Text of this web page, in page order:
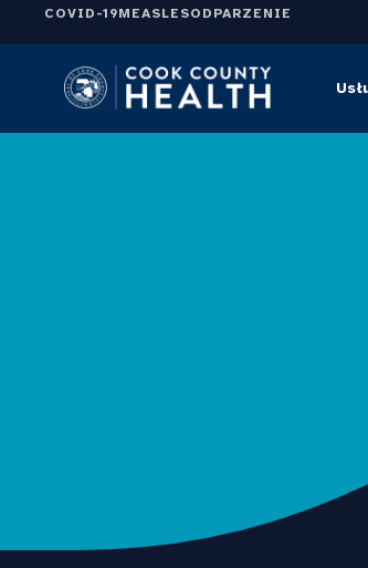
COVID-19MEASLESODPARZENIE